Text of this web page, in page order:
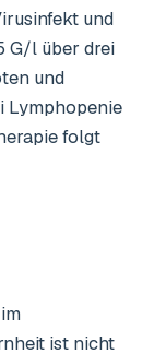
und
G/l über drei
und
Lymphopenie
folgt
ist nicht